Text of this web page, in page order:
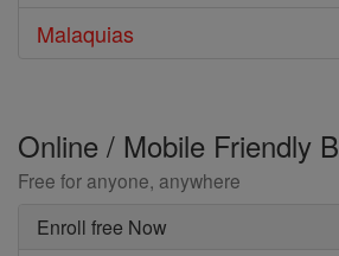
Malaquias
Online / Mobile Friendly
Free for anyone, anywhere
Enroll free Now